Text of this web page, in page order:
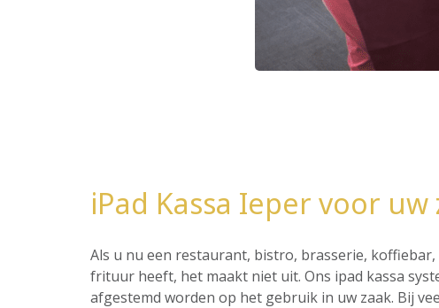
iPad Kassa Ieper voor uw
Als u nu een restaurant, bistro, brasserie,
frituur heeft, het maakt niet uit. Ons ipad kassa
afgestemd worden op het gebruik in uw zaak. Bij